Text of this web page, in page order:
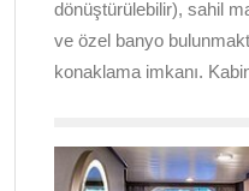
dönüştürülebilir), sahil
ve özel banyo
konaklama imkanı.